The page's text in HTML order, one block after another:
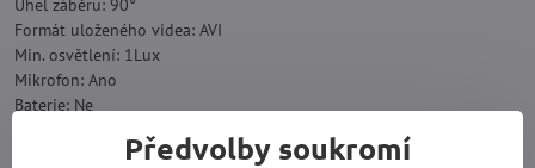
Úhel záběru: 90°
Formát uloženého videa: AVI
Min. osvětlení: 1Lux
Mikrofon: Ano
Baterie: Ne
Paměť: 32Gb - 128Gb (k výběru)
Předvolby soukromí